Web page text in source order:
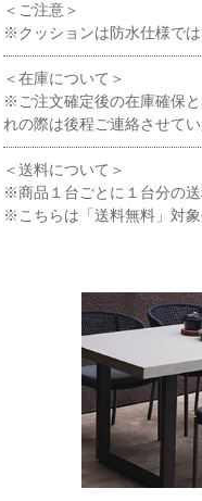
＜ご注意＞
※クッションは防水仕様で
＜在庫について＞
※ご注文確定後の在庫確保
れの際は後程ご連絡させてい
＜送料について＞
※商品１台ごとに１台分の送
※こちらは「送料無料」対象